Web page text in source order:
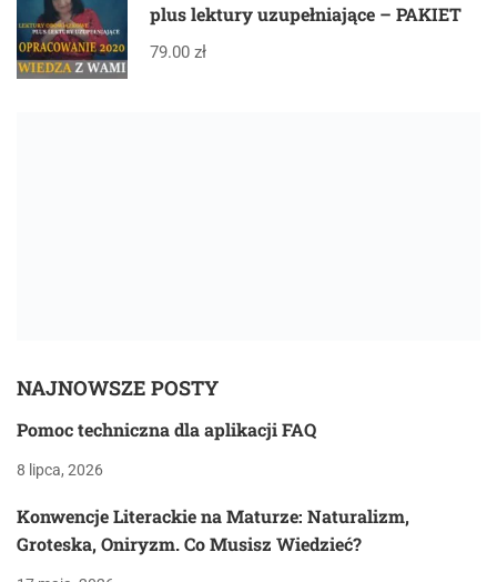
plus lektury uzupełniające – PAKIET
79.00 zł
NAJNOWSZE POSTY
Pomoc techniczna dla aplikacji FAQ
8 lipca, 2026
Konwencje Literackie na Maturze: Naturalizm,
Groteska, Oniryzm. Co Musisz Wiedzieć?